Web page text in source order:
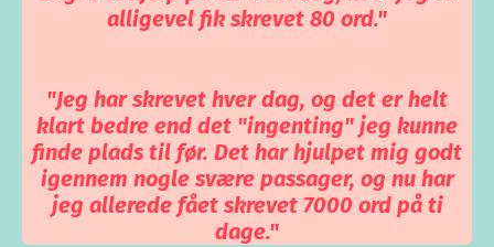
alligevel fik skrevet 80 ord."
"Jeg har skrevet hver dag, og det er helt
klart bedre end det "ingenting" jeg kunne
finde plads til før. Det har hjulpet mig godt
igennem nogle svære passager, og nu har
jeg allerede fået skrevet 7000 ord på ti
dage."